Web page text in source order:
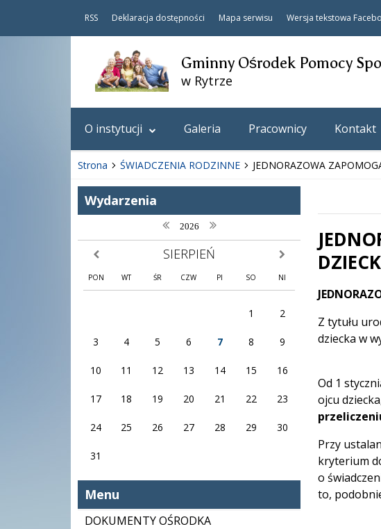
RSS Deklaracja dostępności Mapa serwisu Wersja tekstowa
Gminny Ośrodek Pomocy
w Rytrze
O instytucji Galeria Pracownicy Kontakt
Strona ŚWIADCZENIA RODZINNE JEDNORAZOWA
Wydarzenia
poprzedni rok
2026 następny rok
poprzedni miesiąc SIERPIEŃ następny miesiąc
PON WT ŚR CZW PI SO NI
1 2
3 4 5 6 7 8 9
10 11 12 13 14 15 16
17 18 19 20 21 22 23
24 25 26 27 28 29 30
31
Menu
DOKUMENTY OŚRODKA
Treść
Z tytułu
dziecka w
Od 1
ojcu
Przy
kryterium
o
to,